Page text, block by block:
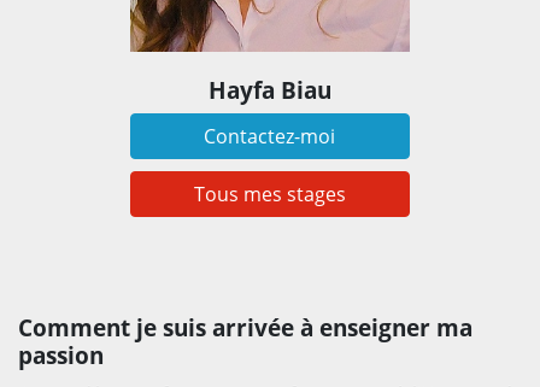
Hayfa Biau
Contactez-moi
Tous mes stages
Comment je suis arrivée à enseigner ma
passion